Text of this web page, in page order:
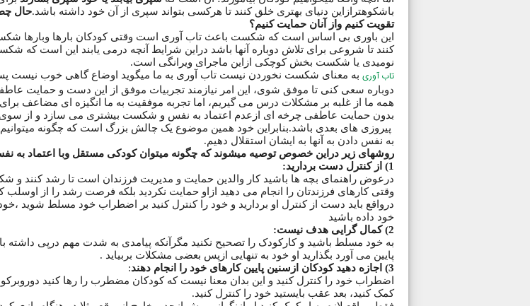
باشکوهترازاین دنیای بهتری خلق کنند تا هرکسی بتواند سپری از آن خود داشته باشد.حال
تقویت کنیم واز آنان حمایت کنیم؟
این باوری بی اساس است که شکست باعث تاب آوری است وقتی کودکان بارها وبارها
کنند تا شروعی برای تلاش دوباره آنها باشد دراین شرایط آنچه درمی یابند این است که
نومیدی یا شکست بخش کوچکی ازاین ماجرای ویرانگی است.
تاب آوری به معنای شکست نخوردن نیست تاب آوری به ما میگوید اوضاع گاهی خوب نیست پس
دوباره سعی کنی تا موفق شوی، این امر نیازمند تجربیات موفق از این دست و حمایت
همه ما از غلبه بر مشکلات درس می گیریم، اما تجربه موفقیت به ما انگیزه ای مضاعف
بدون حمایت عاطفی چرخه ای ازعدم اعتماد به نفس و شکست بیشتری می سازد و از سوی
پیروزی های بعدی باشد.بنابراین خود همین موضوع یک چالش بزرگ است که چگونه
به نفس دادن به آنها به ایشان استقلال دهیم.
روشهای زیر دراین خصوص توصیه میشوند که چگونه میتوان کودکی مستقل وبا اعتماد به
1) از کنترل دست بردارید:
درعوض راهنمای بچه ها باشید کار والدین حمایت و مدیریت فرزندان است تا رشد کنند و
وقتی کارهای فرزندتان را انجام می دهید ازاو حمایت نکردید بلکه فرصت رشد را از اوسلب
درواقع باید دست از کنترل او بردارید و خود را کنترل کنید بر اضطراب خود مسلط شوید
خود داده باشید
2) کمال گرایی هدف نیست:
به خود مسلط باشید و کارکودک را تصحیح نکنید مگرآنکه پیامدی به شدت مهم درپی داشته
پایین می آورد بگذارید او خود به تنهایی ازپس بعضی مشکلات بربیاید .
3) اجازه دهید کودکان ازسنین پایین کارهای خود را انجام دهند
:
اضطراب خود را کنترل کنید و این بدان معنا نیست که کودکان مضطرب را رها کنید
کمک کنید، بعد عقب بایستید خود را کنترل کنید.